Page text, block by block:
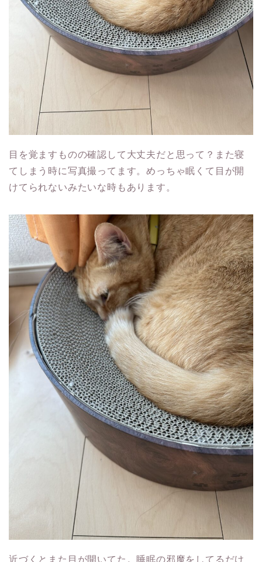
目を覚ますものの確認して大丈夫だと思って？また寝
てしまう時に写真撮ってます。めっちゃ眠くて目が開
けてられないみたいな時もあります。
近づくとまた目が開いてた。睡眠の邪魔をしてるだけ